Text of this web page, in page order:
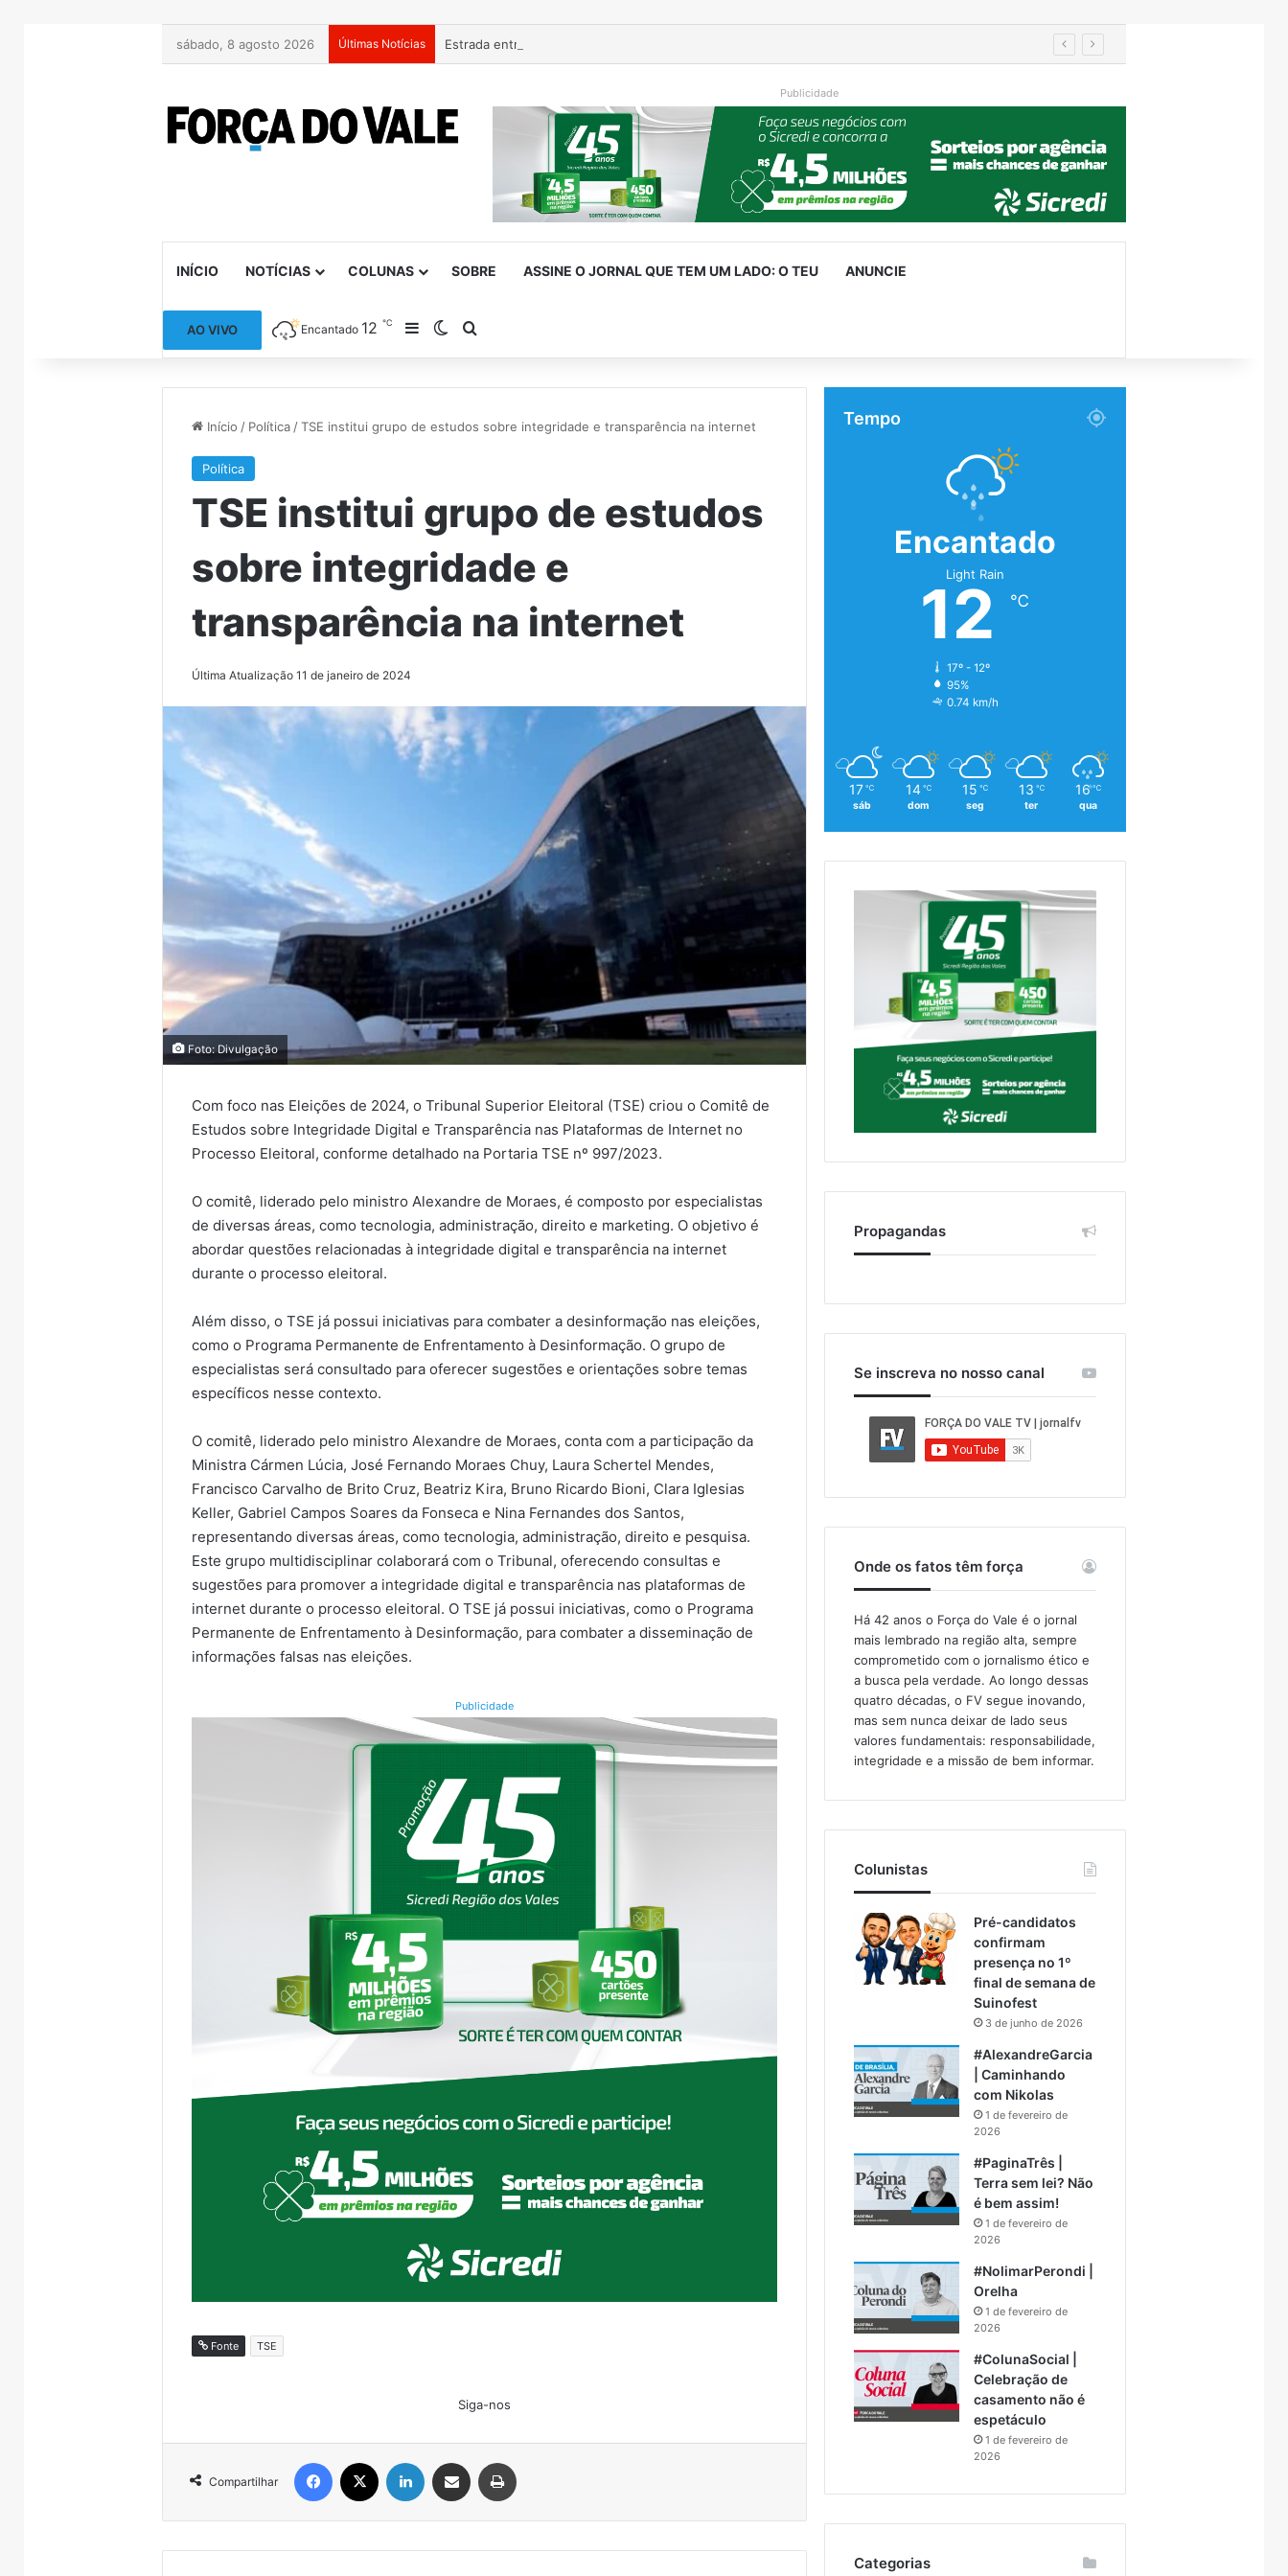
sábado, 8 agosto 2026 Últimas Notícias Estrada entre Roca Sales e Muçum é liberada após serviços de manutenção
Publicidade
INÍCIO NOTÍCIAS COLUNAS SOBRE ASSINE O JORNAL QUE TEM UM LADO: O TEU ANUNCIE
AO VIVO Encantado 12℃ Barra Lateral
Switch skin
Início / Política / TSE institui grupo de estudos sobre integridade e transparência na internet
Política
TSE institui grupo de estudos
sobre integridade e
transparência na internet
Última Atualização 11 de janeiro de 2024
Foto: Divulgação
Com foco nas Eleições de 2024, o Tribunal Superior Eleitoral (TSE) criou o Comitê de
Estudos sobre Integridade Digital e Transparência nas Plataformas de Internet no
Processo Eleitoral, conforme detalhado na Portaria TSE nº 997/2023.
O comitê, liderado pelo ministro Alexandre de Moraes, é composto por especialistas
de diversas áreas, como tecnologia, administração, direito e marketing. O objetivo é
abordar questões relacionadas à integridade digital e transparência na internet
durante o processo eleitoral.
Além disso, o TSE já possui iniciativas para combater a desinformação nas eleições,
como o Programa Permanente de Enfrentamento à Desinformação. O grupo de
especialistas será consultado para oferecer sugestões e orientações sobre temas
específicos nesse contexto.
O comitê, liderado pelo ministro Alexandre de Moraes, conta com a participação da
Ministra Cármen Lúcia, José Fernando Moraes Chuy, Laura Schertel Mendes,
Francisco Carvalho de Brito Cruz, Beatriz Kira, Bruno Ricardo Bioni, Clara Iglesias
Keller, Gabriel Campos Soares da Fonseca e Nina Fernandes dos Santos,
representando diversas áreas, como tecnologia, administração, direito e pesquisa.
Este grupo multidisciplinar colaborará com o Tribunal, oferecendo consultas e
sugestões para promover a integridade digital e transparência nas plataformas de
internet durante o processo eleitoral. O TSE já possui iniciativas, como o Programa
Permanente de Enfrentamento à Desinformação, para combater a disseminação de
informações falsas nas eleições.
Publicidade
Fonte TSE
Siga-nos
Compartilhar
Facebook Linkedin Compartilhar via e-mail
Tempo
Encantado
Light Rain
12 ℃
17º - 12º
95%
0.74 km/h
17 ℃
sáb
14 ℃
dom
15 ℃
seg
13 ℃
ter
16 ℃
qua
Propagandas
Se inscreva no nosso canal
Onde os fatos têm força
Há 42 anos o Força do Vale é o jornal
mais lembrado na região alta, sempre
comprometido com o jornalismo ético e
a busca pela verdade. Ao longo dessas
quatro décadas, o FV segue inovando,
mas sem nunca deixar de lado seus
valores fundamentais: responsabilidade,
integridade e a missão de bem informar.​
Colunistas
Pré-candidatos
confirmam
presença no 1º
final de semana de
Suinofest
3 de junho de 2026
#AlexandreGarcia
| Caminhando
com Nikolas
1 de fevereiro de
2026
#PaginaTrês |
Terra sem lei? Não
é bem assim!
1 de fevereiro de
2026
#NolimarPerondi |
Orelha
1 de fevereiro de
2026
#ColunaSocial |
Celebração de
casamento não é
espetáculo
1 de fevereiro de
2026
Categorias